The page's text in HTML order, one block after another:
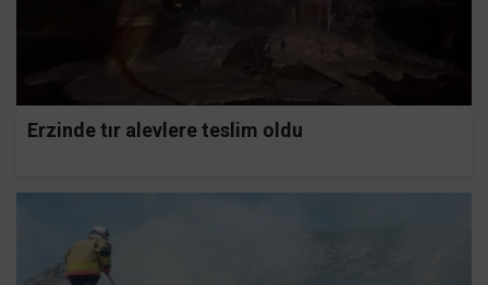
Erzinde tır alevlere teslim oldu